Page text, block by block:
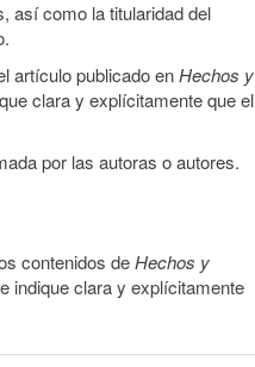
así como la titularidad del
artículo publicado enHechos y
clara y explícitamente que el
por las autoras o autores.
contenidos deHechos y
indique clara y explícitamente